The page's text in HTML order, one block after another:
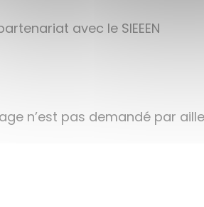
avec le SIEEEN
n’est pas demandé par